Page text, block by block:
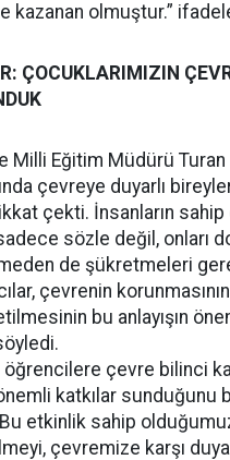
kazanan olmuştur.”
ÇOCUKLARIMIZIN
Milli Eğitim Müdürü Turan
çevreye duyarlı
çekti. İnsanların sahip
sözle değil, onları
de şükretmeleri
çevrenin
bu anlayışın
öğrencilere çevre bilinci
katkılar sunduğunu
etkinlik sahip
çevremize karşı